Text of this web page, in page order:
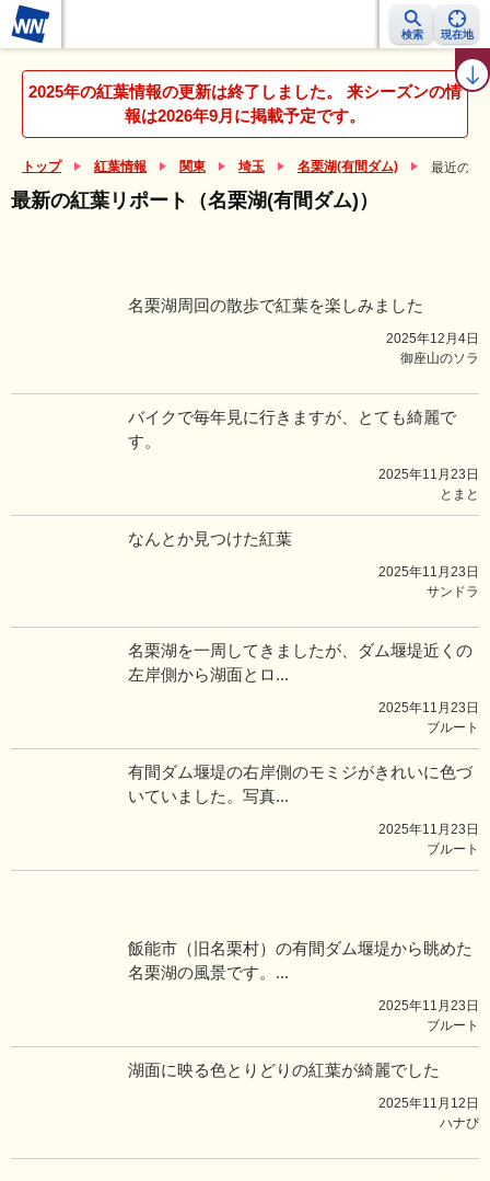
検索 現在地
紅葉レーダー 紅葉ニュース 京都 見頃カレンダー 名所ランキング
2025年の紅葉情報の更新は終了しました。 来シーズンの情
報は2026年9月に掲載予定です。
トップ 紅葉情報 関東 埼玉 名栗湖(有間ダム) 最近の紅
最新の紅葉リポート（名栗湖(有間ダム)）
名栗湖周回の散歩で紅葉を楽しみました
2025年12月4日
御座山のソラ
バイクで毎年見に行きますが、とても綺麗で
す。
2025年11月23日
とまと
なんとか見つけた紅葉
2025年11月23日
サンドラ
名栗湖を一周してきましたが、ダム堰堤近くの
左岸側から湖面とロ...
2025年11月23日
ブルート
有間ダム堰堤の右岸側のモミジがきれいに色づ
いていました。写真...
2025年11月23日
ブルート
飯能市（旧名栗村）の有間ダム堰堤から眺めた
名栗湖の風景です。...
2025年11月23日
ブルート
湖面に映る色とりどりの紅葉が綺麗でした
2025年11月12日
ハナぴ